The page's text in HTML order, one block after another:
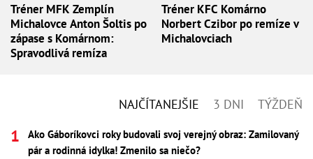
Tréner MFK Zemplín
Michalovce Anton Šoltis po
zápase s Komárnom:
Spravodlivá remíza
Tréner KFC Komárno
Norbert Czibor po remíze v
Michalovciach
NAJČÍTANEJŠIE 3 DNI TÝŽDEŇ
Ako Gáboríkovci roky budovali svoj verejný obraz: Zamilovaný
pár a rodinná idylka! Zmenilo sa niečo?